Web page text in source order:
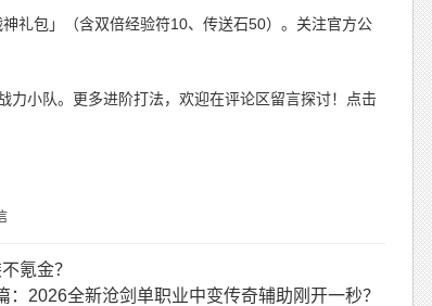
礼包」（含双倍经验符10、传送石50）。关注官方公
力小队。更多进阶打法，欢迎在评论区留言探讨！点击
氪金？
：2026全新沧剑单职业中变传奇辅助刚开一秒？